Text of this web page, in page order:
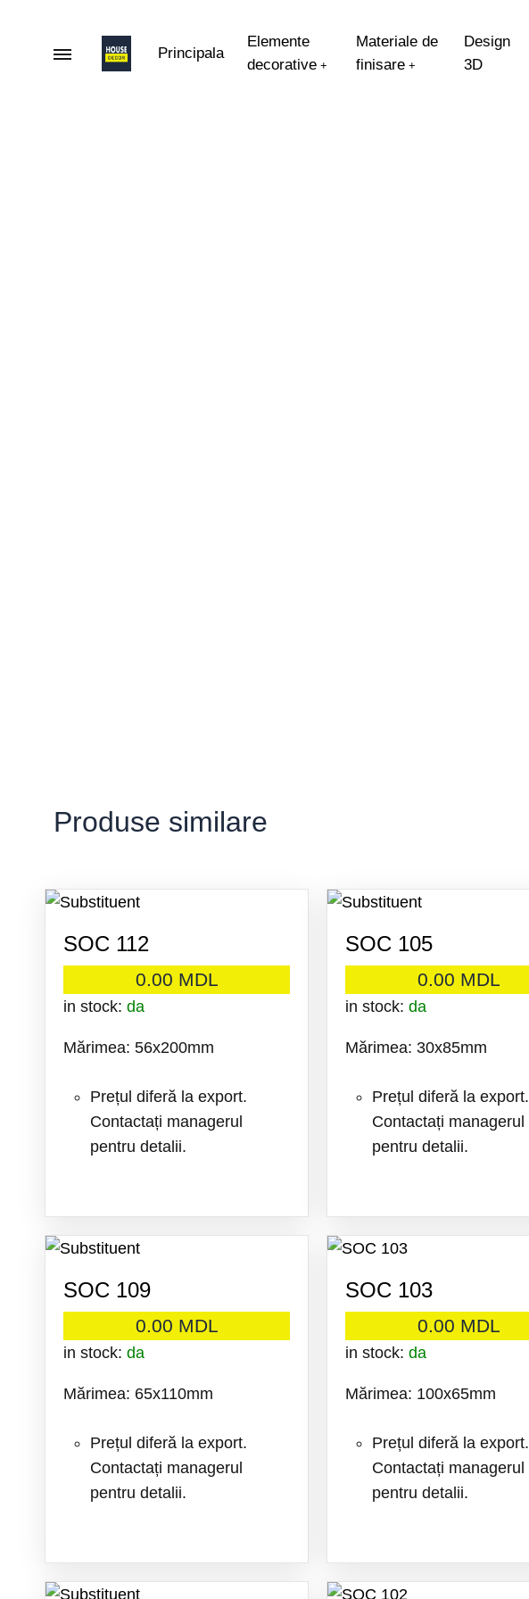
Principala
Elemente
decorative +
Materiale de
finisare +
Design
3D
Produse similare
SOC 112
0.00 MDL
in stock: da
Mărimea: 56x200mm
Prețul diferă la export.
Contactați managerul
pentru detalii.
ADAUGA
FAVORITE
SOC 105
0.00 MDL
in stock: da
Mărimea: 30x85mm
Prețul diferă la export.
Contactați managerul
pentru detalii.
SOC 109
0.00 MDL
in stock: da
Mărimea: 65x110mm
Prețul diferă la export.
Contactați managerul
pentru detalii.
ADAUGA
SOC 103
0.00 MDL
in stock: da
Mărimea: 100x65mm
Prețul diferă la export.
Contactați managerul
pentru detalii.